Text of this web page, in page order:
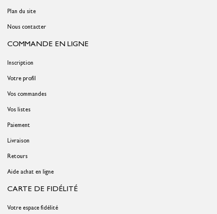
Plan du site
Nous contacter
COMMANDE EN LIGNE
Inscription
Votre profil
Vos commandes
Vos listes
Paiement
Livraison
Retours
Aide achat en ligne
CARTE DE FIDÉLITÉ
Votre espace fidélité